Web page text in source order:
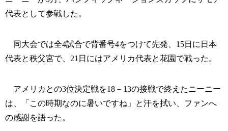
代表として参戦した。
同大会では全4試合で背番号4をつけて先発、15日に日本
代表と秩父宮で、21日にはアメリカ代表と花園で戦った。
アメリカとの3位決定戦を18－13の接戦で終えたニーニー
は、「この時期なのに暑いですね」と汗を拭い、ファンへ
の感謝を語った。